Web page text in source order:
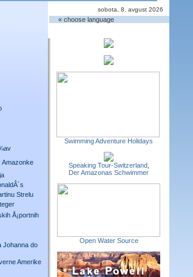
Amazonke
Strelu
Å¡portnih
Johanna do
Amerike
sobota, 8. avgust 2026
« choose language
Swimming Adventure Holidays
Speaking Tour-Switzerland,
Der Amazonas Schwimmer
Open Water Source